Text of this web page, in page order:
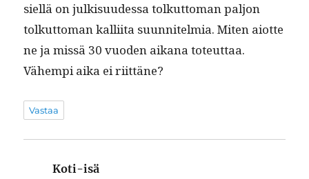
siel­lä on julk­isu­udessa tolkut­toman paljon
tolkut­toman kalli­ita suun­nitelmia. Miten aiotte
ne ja mis­sä 30 vuo­den aikana toteut­taa.
Vähempi aika ei riittäne?
Vastaa
Koti-isä